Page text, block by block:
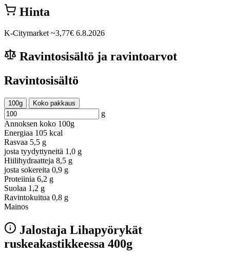
Hinta
K-Citymarket ~3,77€ 6.8.2026
Ravintosisältö ja ravintoarvot
Ravintosisältö
100g Koko pakkaus
g
Annoksen koko 100g
Energiaa 105 kcal
Rasvaa 5,5 g
josta tyydyttyneitä 1,0 g
Hiilihydraatteja 8,5 g
josta sokereita 0,9 g
Proteiinia 6,2 g
Suolaa 1,2 g
Ravintokuitua 0,8 g
Mainos
Jalostaja Lihapyörykät
ruskeakastikkeessa 400g